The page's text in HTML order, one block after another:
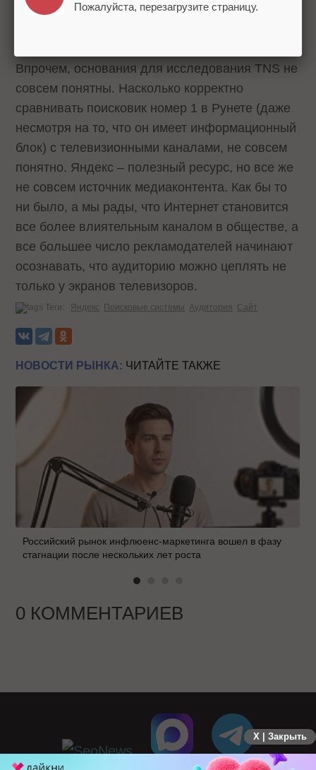
По длительности смотрения в выигрыше также
Впрочем, основания для исследования TNS не
совсем понятны. Насколько корректно
сравнивать поисковик номер 1 в Рунете (даже
несмотря на то, что он имеет информационный
блок) с телевизионными каналами, не совсем
понятно. Яндекс – полезный ресурс, но все же
не совсем источник медиаконтента. Как бы то
ни было, а мы рады, что Интернет становится
все более влиятельным каналом в обществе, а
все большее число рекламодателей начинают
осознавать, что аудиторию можно цеплять не
только у экранов телевизоров.
Теги: Яндекс Поисковые системы Аудитория Сайт
НОВОСТИ РЫНКА: ЧИТАЙТЕ ТАКЖЕ
Российский рынок инфлюенс-маркетинга вошел в фазу
стагнации после нескольких лет роста
0 КОММЕНТАРИЕВ
X | Закрыть
Пожалуйста, перезагрузите страницу.